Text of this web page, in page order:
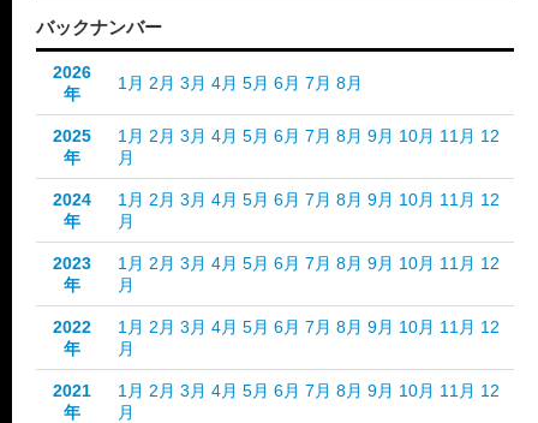
バックナンバー
2026
年
1月 2月 3月 4月 5月 6月 7月 8月
2025
年
1月 2月 3月 4月 5月 6月 7月 8月 9月 10月 11月 12
月
2024
年
1月 2月 3月 4月 5月 6月 7月 8月 9月 10月 11月 12
月
2023
年
1月 2月 3月 4月 5月 6月 7月 8月 9月 10月 11月 12
月
2022
年
1月 2月 3月 4月 5月 6月 7月 8月 9月 10月 11月 12
月
2021
年
1月 2月 3月 4月 5月 6月 7月 8月 9月 10月 11月 12
月